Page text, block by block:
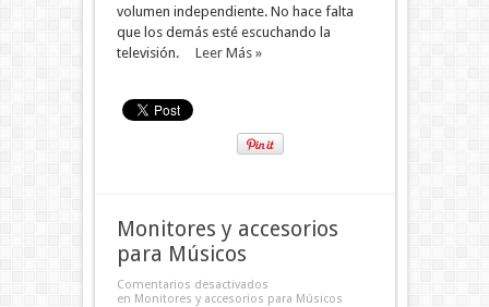
volumen independiente. No hace falta
que los demás esté escuchando la
televisión. Leer Más »
Monitores y accesorios
para Músicos
Comentarios desactivados
en Monitores y accesorios para Músicos